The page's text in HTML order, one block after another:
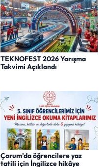
TEKNOFEST 2026 Yarışma
Takvimi Açıklandı
Çorum’da öğrencilere yaz
tatili için İngilizce hikâye